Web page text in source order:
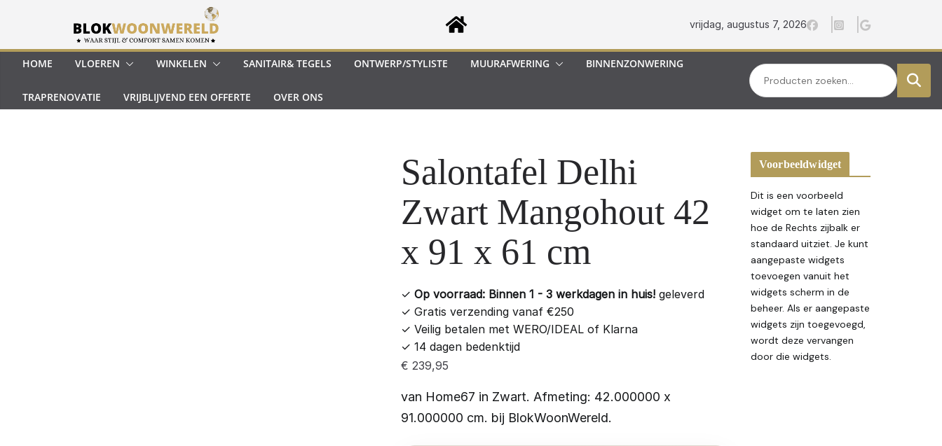
inhoud
vrijdag, augustus 7, 2026
HOME VLOEREN WINKELEN SANITAIR& TEGELS ONTWERP/STYLISTE MUURAFWERING BINNENZONWERING
TRAPRENOVATIE VRIJBLIJVEND EEN OFFERTE OVER ONS
Zoeken
Salontafel Delhi
Zwart Mangohout 42
x 91 x 61 cm
✓ Op voorraad: Binnen 1 - 3 werkdagen in huis!geleverd
✓ Gratis verzending vanaf €250
✓ Veilig betalen met WERO/IDEAL of Klarna
✓ 14 dagen bedenktijd
€ 239,95
van Home67 in Zwart. Afmeting: 42.000000 x
91.000000 cm. bij BlokWoonWereld.
Voorbeeldwidget
Dit is een voorbeeld
widget om te laten zien
hoe de Rechts zijbalk er
standaard uitziet. Je kunt
aangepaste widgets
toevoegen vanuit het
widgets scherm in de
beheer. Als er aangepaste
widgets zijn toegevoegd,
wordt deze vervangen
door die widgets.